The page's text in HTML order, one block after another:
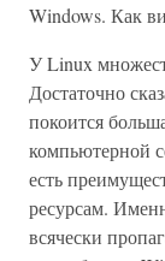
Windows. Как
У Linux
Достаточно
покоится
компьютерной
есть
ресурсам.
всячески